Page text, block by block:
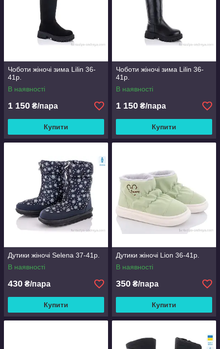
Чоботи жіночі зима Lilin 36-
41р.
В наявності
1 150 ₴/пара
Купити
Чоботи жіночі зима Lilin 36-
41р.
В наявності
1 150 ₴/пара
Купити
Дутики жіночі Selena 37-41р.
В наявності
430 ₴/пара
Купити
Дутики жіночі Lion 36-41р.
В наявності
350 ₴/пара
Купити